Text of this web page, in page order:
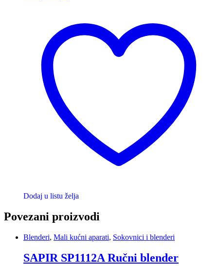
Dodaj u listu želja
Povezani proizvodi
Blenderi, Mali kućni aparati, Sokovnici i blenderi
SAPIR SP1112A Ručni blender